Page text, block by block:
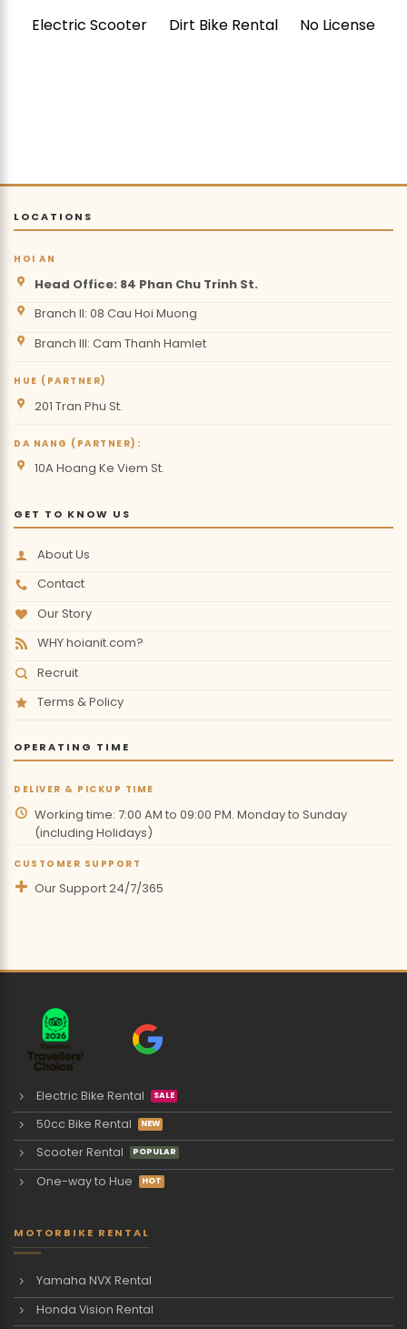
Electric Scooter Dirt Bike Rental No License
LOCATIONS
HOI AN
Head Office: 84 Phan Chu Trinh St.
Branch II: 08 Cau Hoi Muong
Branch III: Cam Thanh Hamlet
HUE (PARTNER)
201 Tran Phu St.
DA NANG (PARTNER):
10A Hoang Ke Viem St.
GET TO KNOW US
About Us
Contact
Our Story
WHY hoianit.com?
Recruit
Terms & Policy
OPERATING TIME
DELIVER & PICKUP TIME
Working time: 7:00 AM to 09:00 PM. Monday to Sunday
(including Holidays)
CUSTOMER SUPPORT
Our Support 24/7/365
Electric Bike Rental
50cc Bike Rental
Scooter Rental
One-way to Hue
MOTORBIKE RENTAL
Yamaha NVX Rental
Honda Vision Rental